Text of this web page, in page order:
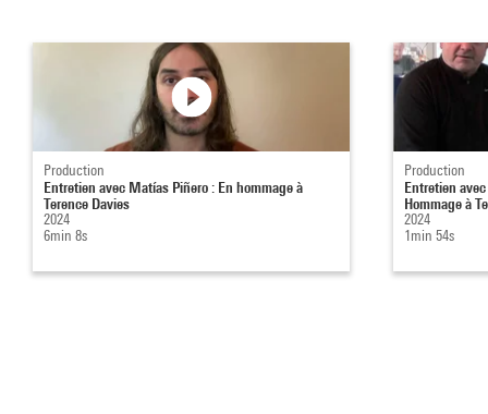
Production
Entretien avec Matías Piñero : En hommage à
Terence Davies
2024
6min 8s
Production
Entretien
Hommage à
2024
1min 54s